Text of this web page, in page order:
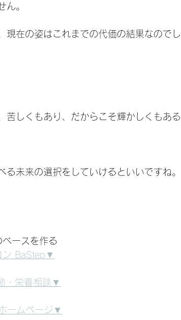
ん。
現在の姿はこれまでの代価の結果なのでし
苦しくもあり、だからこそ輝かしくもある
未来の選択をしていけるといいですね。
ースを作る
ン BaStep▼
・栄養相談▼
ームページ▼